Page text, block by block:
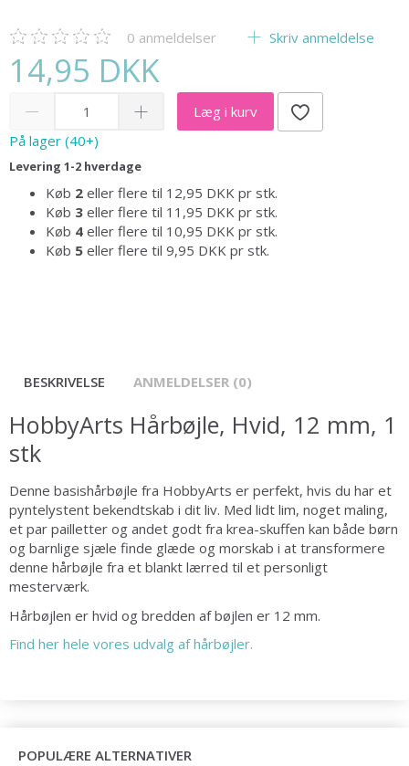
0 anmeldelser Skriv anmeldelse
14,95 DKK
Læg i kurv
På lager (40+)
Levering 1-2 hverdage
Køb 2 eller flere til 12,95 DKK pr stk.
Køb 3 eller flere til 11,95 DKK pr stk.
Køb 4 eller flere til 10,95 DKK pr stk.
Køb 5 eller flere til 9,95 DKK pr stk.
BESKRIVELSE ANMELDELSER (0)
HobbyArts Hårbøjle, Hvid, 12 mm, 1
stk
Denne basishårbøjle fra HobbyArts er perfekt, hvis du har et
pyntelystent bekendtskab i dit liv. Med lidt lim, noget maling,
et par pailletter og andet godt fra krea-skuffen kan både børn
og barnlige sjæle finde glæde og morskab i at transformere
denne hårbøjle fra et blankt lærred til et personligt
mesterværk.
Hårbøjlen er hvid og bredden af bøjlen er 12 mm.
Find her hele vores udvalg af hårbøjler.
POPULÆRE ALTERNATIVER